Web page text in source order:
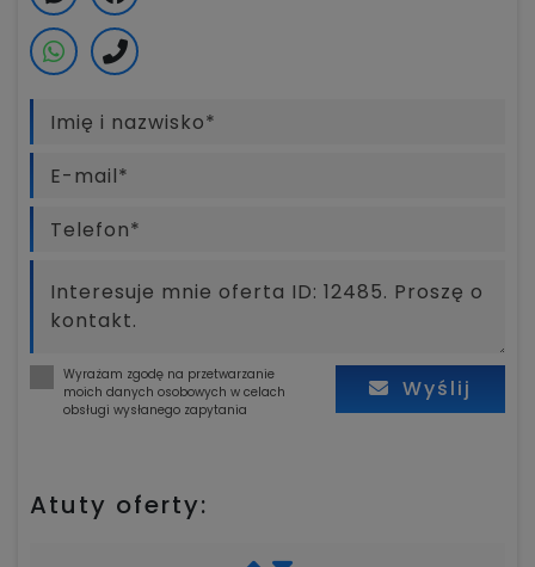
Wyrażam zgodę na przetwarzanie
moich danych osobowych w celach
obsługi wysłanego zapytania
Wyślij
Atuty oferty: